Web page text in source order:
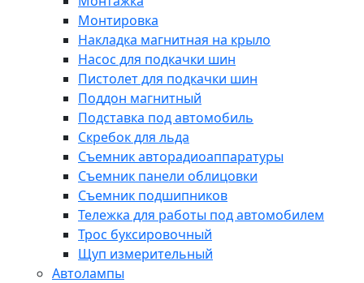
Монтировка
Накладка магнитная на крыло
Насос для подкачки шин
Пистолет для подкачки шин
Поддон магнитный
Подставка под автомобиль
Скребок для льда
Съемник авторадиоаппаратуры
Съемник панели облицовки
Съемник подшипников
Тележка для работы под автомобилем
Трос буксировочный
Щуп измерительный
Автолампы